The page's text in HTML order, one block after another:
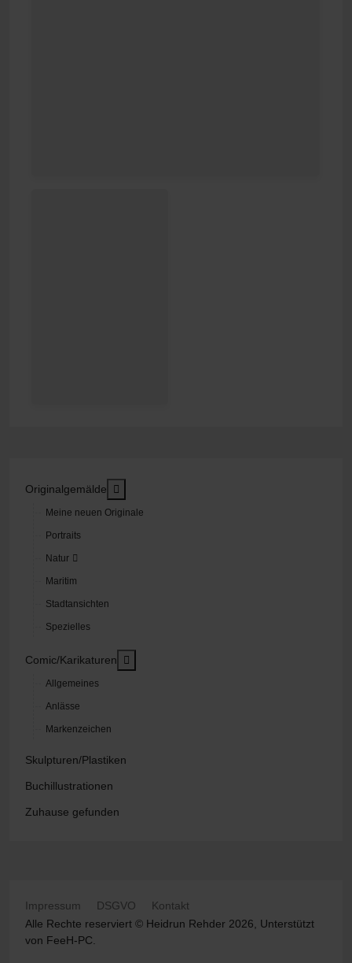
Originalgemälde
Meine neuen Originale
Portraits
Natur
Maritim
Stadtansichten
Spezielles
Comic/Karikaturen
Allgemeines
Anlässe
Markenzeichen
Skulpturen/Plastiken
Buchillustrationen
Zuhause gefunden
Impressum DSGVO
Kontakt
Alle Rechte reserviert © Heidrun Rehder 2026, Unterstützt
von FeeH-PC